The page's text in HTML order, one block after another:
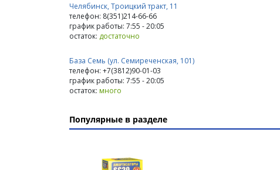
Челябинск, Троицкий тракт, 11
телефон: 8(351)214-66-66
график работы: 7:55 - 20:05
остаток: достаточно
База Семь (ул. Семиреченская, 101)
телефон: +7(3812)90-01-03
график работы: 7:55 - 20:05
остаток: много
Популярные в разделе